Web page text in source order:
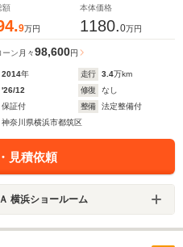
額
9万円
本体価格
1180.0万円
ーン 月々98,600円
2014年 走行 3.4万km
'26/12 修復
なし
保証付 整備
法定整備付
神奈川県横浜市都筑区
見積依頼
横浜ショールーム